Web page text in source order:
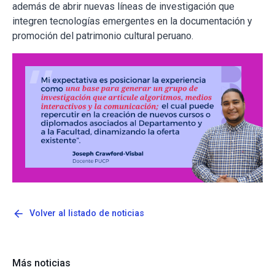
además de abrir nuevas líneas de investigación que
integren tecnologías emergentes en la documentación y
promoción del patrimonio cultural peruano.
arrow_back Volver al listado de noticias
Más noticias